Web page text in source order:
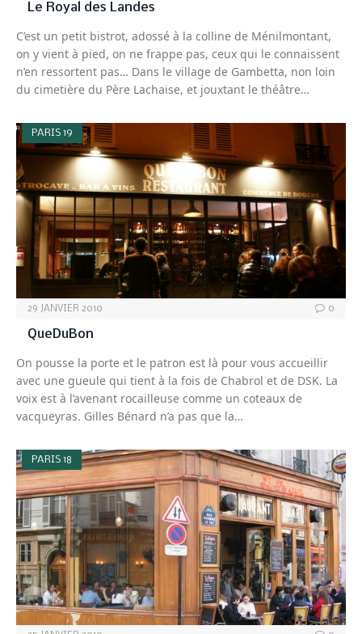
Le Royal des Landes
C’est un petit bistrot, adossé à la colline de Ménilmontant,
on y vient à pied, on ne frappe pas, ceux qui le connaissent
n’en ressortent pas… Dans le village de Gambetta, non loin
du cimetière du Père Lachaise, et jouxtant le théâtre…
PARIS 19
29 JANVIER 2010 0
QueDuBon
On pousse la porte et le patron est là pour vous accueillir
avec une gueule qui tient à la fois de Chabrol et de DSK. La
voix est à l’avenant rocailleuse comme un coteaux de
vacqueyras. Gilles Bénard n’a pas que la…
PARIS 18